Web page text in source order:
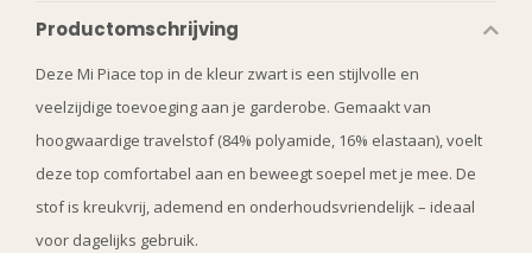
Productomschrijving
Deze Mi Piace top in de kleur zwart is een stijlvolle en
veelzijdige toevoeging aan je garderobe. Gemaakt van
hoogwaardige travelstof (84% polyamide, 16% elastaan), voelt
deze top comfortabel aan en beweegt soepel met je mee. De
stof is kreukvrij, ademend en onderhoudsvriendelijk – ideaal
voor dagelijks gebruik.